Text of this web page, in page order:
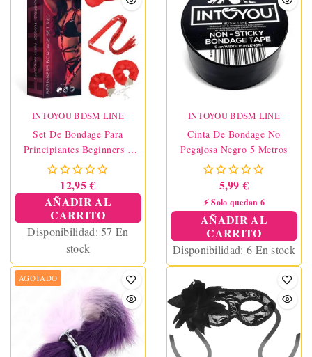
INTOYOU BDSM LINE
Set De Bondage Para
Principiantes Beginners 3
Piezas Rojo
12,95 €
AÑADIR AL
CARRITO
Disponibilidad:57 En
stock
INTOYOU BDSM LINE
Cinta De Bondage No
Pegajosa Negro 5 Metros
5,99 €
⚡ Solo quedan 6
AÑADIR AL
CARRITO
Disponibilidad: 6 En stock
AGOTADO